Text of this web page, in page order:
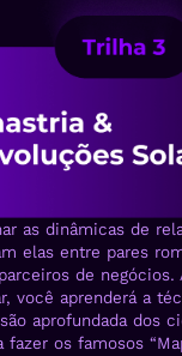
as dinâmicas de
elas entre pares
de
você aprenderá a
aprofundada dos
os famosos